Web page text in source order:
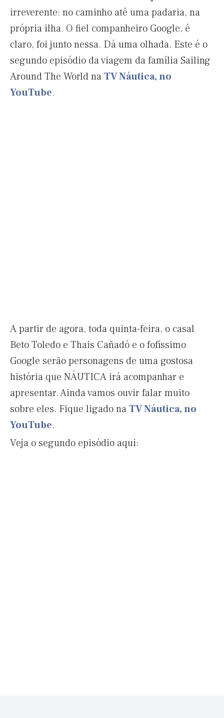
irreverente: no caminho até uma padaria, na
própria ilha. O fiel companheiro Google, é
claro, foi junto nessa. Dá uma olhada. Este é o
segundo episódio da viagem da família Sailing
Around The World naTV Náutica, no
YouTube.
A partir de agora, toda quinta-feira, o casal
Beto Toledo e Thais Cañadó e o fofíssimo
Google serão personagens de uma gostosa
história que NÁUTICA irá acompanhar e
apresentar. Ainda vamos ouvir falar muito
sobre eles. Fique ligado naTV Náutica, no
YouTube.
Veja o segundo episódio aqui: